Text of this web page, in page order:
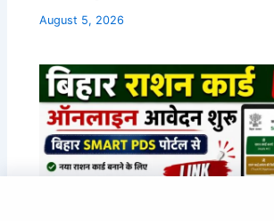
August 5, 2026